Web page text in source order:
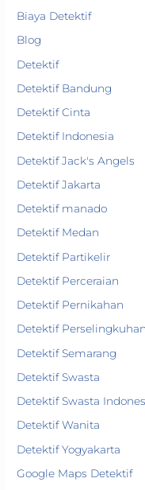
Biaya Detektif
Blog
Detektif
Detektif Bandung
Detektif Cinta
Detektif Indonesia
Detektif Jack's Angels
Detektif Jakarta
Detektif manado
Detektif Medan
Detektif Partikelir
Detektif Perceraian
Detektif Pernikahan
Detektif Perselingkuhan
Detektif Semarang
Detektif Swasta
Detektif Swasta
Detektif Wanita
Detektif Yogyakarta
Google Maps Detektif